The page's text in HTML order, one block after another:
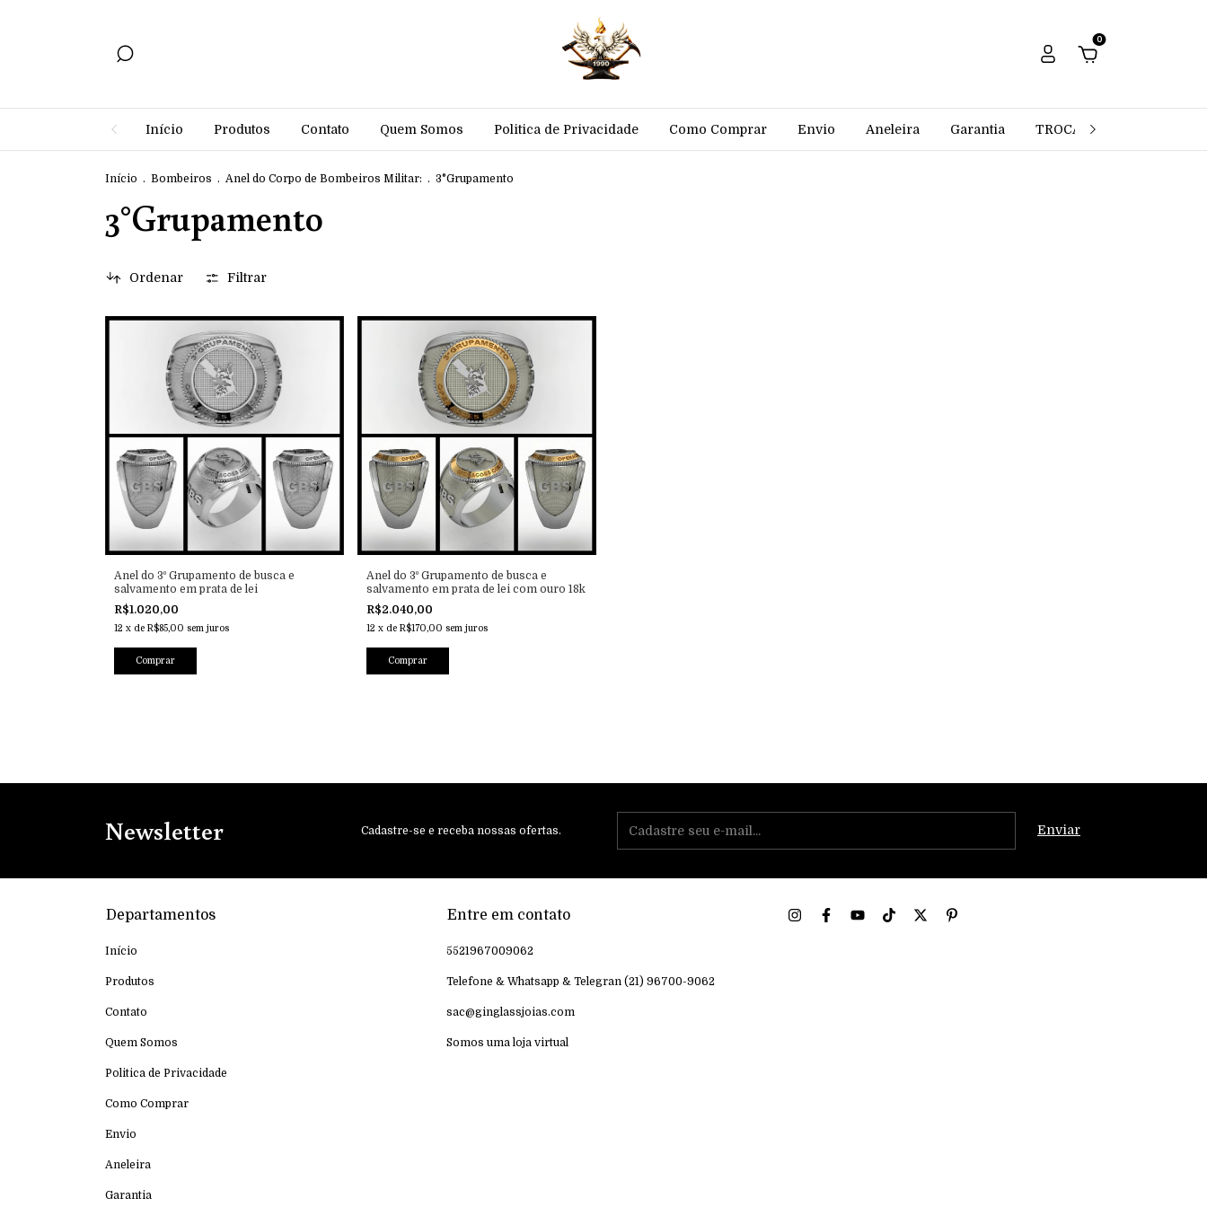
0
Início Produtos Contato Quem Somos Politica de Privacidade Como Comprar Envio Aneleira Garantia TROCAS E DEVOLUÇÕES
Início . Bombeiros . Anel do Corpo de Bombeiros Militar: . 3°Grupamento
3°Grupamento
Ordenar Filtrar
Anel do 3º Grupamento de busca e
salvamento em prata de lei
R$1.020,00
12 x de R$85,00 sem juros
Comprar
Anel do 3º Grupamento de busca e
salvamento em prata de lei com ouro 18k
R$2.040,00
12 x deR$170,00 sem juros
Comprar
Newsletter Cadastre-se e receba nossas ofertas.
Departamentos
Início
Produtos
Contato
Quem Somos
Politica de Privacidade
Como Comprar
Envio
Aneleira
Garantia
Entre em contato
5521967009062
Telefone & Whatsapp & Telegran (21) 96700-9062
sac@ginglassjoias.com
Somos uma loja virtual